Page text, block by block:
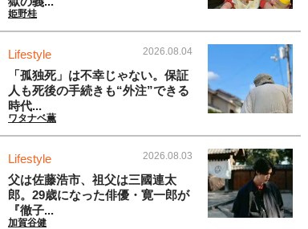
姫野桂
Lifestyle 2026.08.04
「孤独死」は不幸じゃない。保証
人も死後の手続きも“外注”できる
時代...
ワタナベ薫
Lifestyle 2026.08.03
父は佐藤浩市、祖父は三國連太
郎。29歳になった俳優・寛一郎が
『徹子...
加賀谷健